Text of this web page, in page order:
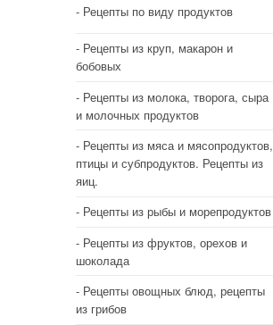
Рецепты по виду продуктов
Рецепты из круп, макарон и
бобовых
Рецепты из молока, творога, сыра
и молочных продуктов
Рецепты из мяса и мясопродуктов,
птицы и субпродуктов. Рецепты из
яиц.
Рецепты из рыбы и морепродуктов
Рецепты из фруктов, орехов и
шоколада
Рецепты овощных блюд, рецепты
из грибов